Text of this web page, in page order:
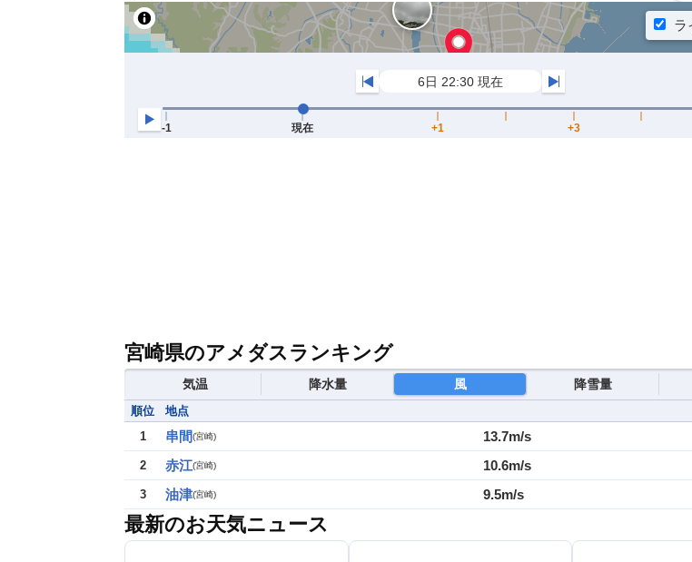
宮崎県のアメダスランキング
気温 降水量 風 降雪量
順位 地点
1
串間(宮崎) 13.7m/s
2 赤江(宮崎) 10.6m/s
3 油津(宮崎) 9.5m/s
最新のお天気ニュース